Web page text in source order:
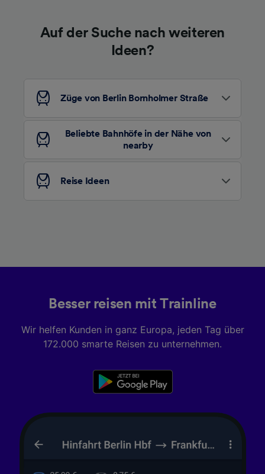
Auf der Suche nach weiteren
Ideen?
Züge von Berlin Bornholmer Straße
Beliebte Bahnhöfe in der Nähe von
nearby
Reise Ideen
Besser reisen mit Trainline
Wir helfen Kunden in ganz Europa, jeden Tag über
172.000 smarte Reisen zu unternehmen.